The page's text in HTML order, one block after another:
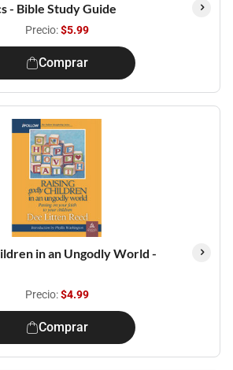
- Bible Study Guide
Precio:$5.99
Comprar
in an Ungodly World -
Precio:$4.99
Comprar